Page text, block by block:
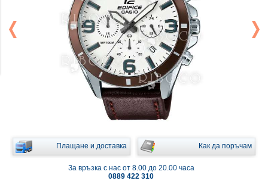
Плащане и доставка Как да поръчам
За връзка с нас от 8.00 до 20.00 часа
0889 422 310